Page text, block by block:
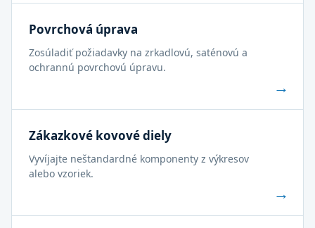
Povrchová úprava
Zosúladiť požiadavky na zrkadlovú, saténovú a
ochrannú povrchovú úpravu.
→
Zákazkové kovové diely
Vyvíjajte neštandardné komponenty z výkresov
alebo vzoriek.
→